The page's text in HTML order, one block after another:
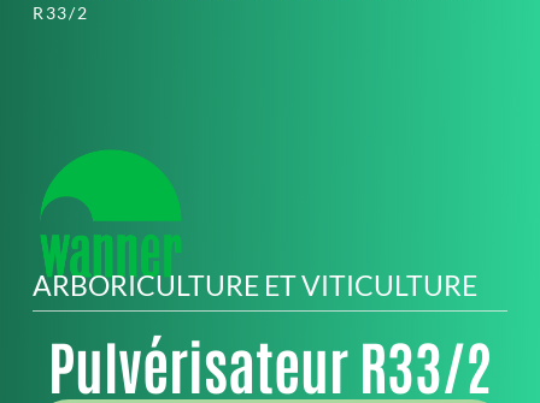
R33/2
ARBORICULTURE ET VITICULTURE
Pulvérisateur R33/2